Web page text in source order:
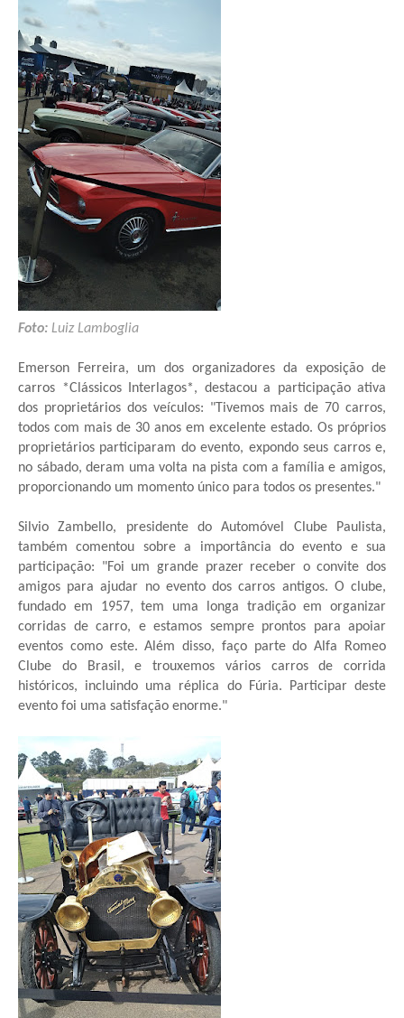
Foto: Luiz Lamboglia
Emerson Ferreira, um dos organizadores da exposição de
carros *Clássicos Interlagos*, destacou a participação ativa
dos proprietários dos veículos: "Tivemos mais de 70 carros,
todos com mais de 30 anos em excelente estado. Os próprios
proprietários participaram do evento, expondo seus carros e,
no sábado, deram uma volta na pista com a família e amigos,
proporcionando um momento único para todos os presentes."
Silvio Zambello, presidente do Automóvel Clube Paulista,
também comentou sobre a importância do evento e sua
participação: "Foi um grande prazer receber o convite dos
amigos para ajudar no evento dos carros antigos. O clube,
fundado em 1957, tem uma longa tradição em organizar
corridas de carro, e estamos sempre prontos para apoiar
eventos como este. Além disso, faço parte do Alfa Romeo
Clube do Brasil, e trouxemos vários carros de corrida
históricos, incluindo uma réplica do Fúria. Participar deste
evento foi uma satisfação enorme."